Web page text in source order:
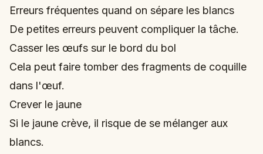
Erreurs fréquentes quand on sépare les blancs
De petites erreurs peuvent compliquer la tâche.
Casser les œufs sur le bord du bol
Cela peut faire tomber des fragments de coquille
dans l'œuf.
Crever le jaune
Si le jaune crève, il risque de se mélanger aux
blancs.